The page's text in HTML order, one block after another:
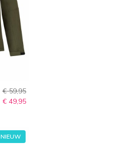
€ 59,95
€ 49,95
NIEUW